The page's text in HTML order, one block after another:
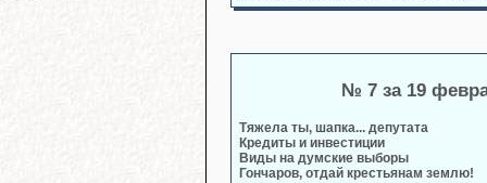
№ 7 за 19
Тяжела ты, шапка... депутата
Кредиты и инвестиции
Виды на думские выборы
Гончаров, отдай крестьянам землю!